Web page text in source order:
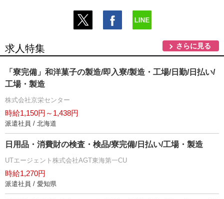
求人特集 さらに見る
「寮完備」和洋菓子の製造/即入寮/製造・工場/日勤/日払い/
工場・製造
株式会社京栄センター
時給1,150円～1,438円
派遣社員 / 北海道
日用品・消費財の検査・検品/寮完備/日払い/工場・製造
UTエージェント株式会社AGT東海第一CU
時給1,270円
派遣社員 / 愛知県